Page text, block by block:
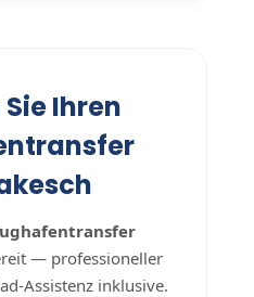
Ihren
— professioneller
Assistenz inklusive.